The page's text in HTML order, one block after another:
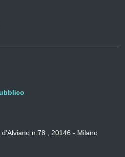
n.78 , 20146 - Milano